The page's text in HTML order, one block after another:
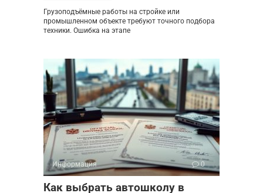
Грузоподъёмные работы на стройке или
промышленном объекте требуют точного подбора
техники. Ошибка на этапе
Информация 0
Как выбрать автошколу в